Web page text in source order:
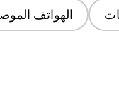
الهواتف